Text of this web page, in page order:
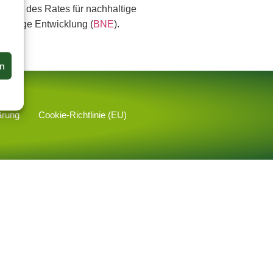
N des Rates für nachhaltige
Entwicklung (BNE).
Cookie-Richtlinie (EU)